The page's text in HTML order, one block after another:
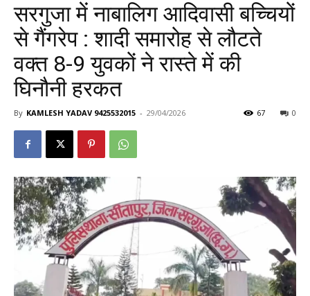
सरगुजा में नाबालिग आदिवासी बच्चियों
से गैंगरेप : शादी समारोह से लौटते
वक्त 8-9 युवकों ने रास्ते में की
घिनौनी हरकत
By KAMLESH YADAV 9425532015 - 29/04/2026 0
67